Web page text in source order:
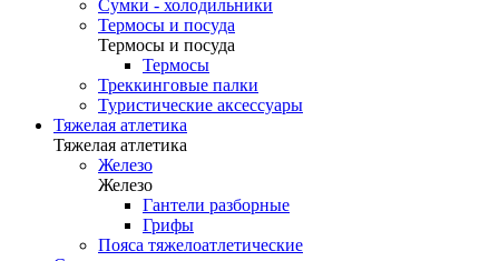
Сумки - холодильники
Термосы и посуда
Термосы и посуда
Термосы
Треккинговые палки
Туристические аксессуары
Тяжелая атлетика
Тяжелая атлетика
Железо
Железо
Гантели разборные
Грифы
Пояса тяжелоатлетические